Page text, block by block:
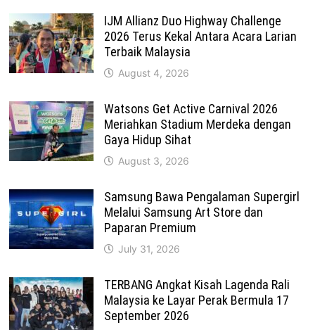
IJM Allianz Duo Highway Challenge
2026 Terus Kekal Antara Acara Larian
Terbaik Malaysia
August 4, 2026
Watsons Get Active Carnival 2026
Meriahkan Stadium Merdeka dengan
Gaya Hidup Sihat
August 3, 2026
Samsung Bawa Pengalaman Supergirl
Melalui Samsung Art Store dan
Paparan Premium
July 31, 2026
TERBANG Angkat Kisah Lagenda Rali
Malaysia ke Layar Perak Bermula 17
September 2026